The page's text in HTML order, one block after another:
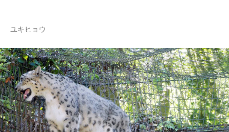
ユキヒョウ